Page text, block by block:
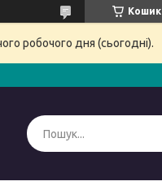
Кошик
робочого дня (сьогодні).